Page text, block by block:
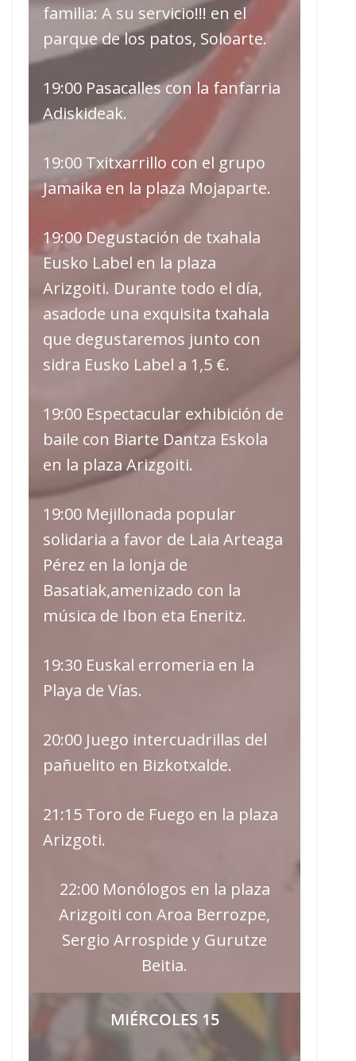
familia: A su servicio!!! en el
parque de los patos, Soloarte.
19:00 Pasacalles con la fanfarria
Adiskideak.
19:00 Txitxarrillo con el grupo
Jamaika en la plaza Mojaparte.
19:00 Degustación de txahala
Eusko Label en la plaza
Arizgoiti. Durante todo el día,
asadode una exquisita txahala
que degustaremos junto con
sidra Eusko Label a 1,5 €.
19:00 Espectacular exhibición de
baile con Biarte Dantza Eskola
en la plaza Arizgoiti.
19:00 Mejillonada popular
solidaria a favor de Laia Arteaga
Pérez en la lonja de
Basatiak,amenizado con la
música de Ibon eta Eneritz.
19:30 Euskal erromeria en la
Playa de Vías.
20:00 Juego intercuadrillas del
pañuelito en Bizkotxalde.
21:15 Toro de Fuego en la plaza
Arizgoti.
22:00 Monólogos en la plaza
Arizgoiti con Aroa Berrozpe,
Sergio Arrospide y Gurutze
Beitia.
MIÉRCOLES 15